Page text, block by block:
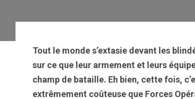
Tout le monde s’extasie devant les
sur ce que leur armement et leurs
champ de bataille. Eh bien, cette fois,
extrêmement coûteuse que Forces